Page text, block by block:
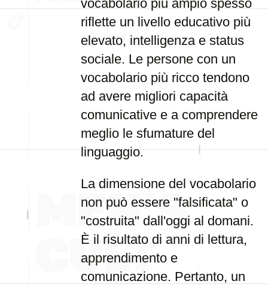
vocabolario più ampio spesso
riflette un livello educativo più
elevato, intelligenza e status
sociale. Le persone con un
vocabolario più ricco tendono
ad avere migliori capacità
comunicative e a comprendere
meglio le sfumature del
linguaggio.
La dimensione del vocabolario
non può essere "falsificata" o
"costruita" dall'oggi al domani.
È il risultato di anni di lettura,
apprendimento e
comunicazione. Pertanto, un